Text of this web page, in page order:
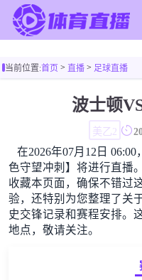
足球直播
足球新闻
篮球新闻
当前位置:首页> 直播> 足球直播
波士顿
美乙2
在2026年07月12日
色守望冲刺】将进行直播
收藏本页面，确保不错过
验，还特别为您整理了关
史交锋记录和赛程安排。
地点，敬请关注。